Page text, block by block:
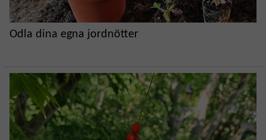
Odla dina egna jordnötter